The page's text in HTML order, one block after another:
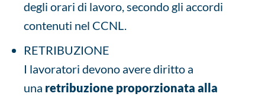
degli orari di lavoro, secondo gli accordi
contenuti nel CCNL.
RETRIBUZIONE
I lavoratori devono avere diritto a
una retribuzione proporzionata alla